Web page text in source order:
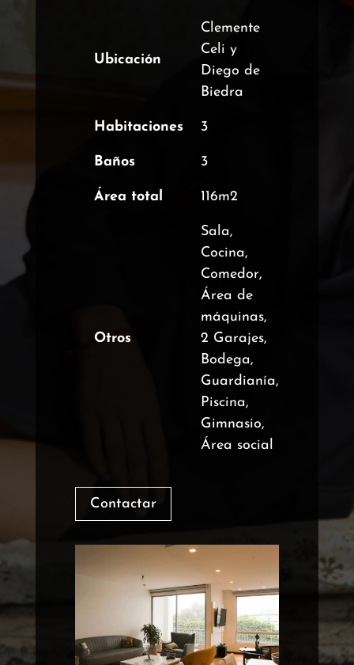
Ubicación
Clemente
Celi y
Diego de
Biedra
Habitaciones 3
Baños 3
Área total 116m2
Otros
Sala,
Cocina,
Comedor,
Área de
máquinas,
2 Garajes,
Bodega,
Guardianía,
Piscina,
Gimnasio,
Área social
Contactar